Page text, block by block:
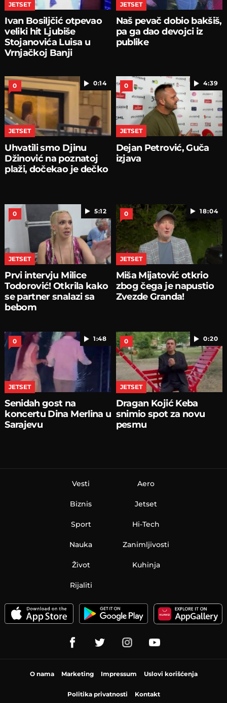
JETSET
Ivan Bosiljčić otpevao
veliki hit Ljubiše
Stojanovića Luisa u
Vrnjačkoj Banji
JETSET
Naš pevač dobio bakšiš,
pa ga dao devojci iz
publike
0:14
0
JETSET
Uhvatili smo Djinu
Džinović na poznatoj
plaži, dočekao je dečko
4:39
0
JETSET
Dejan Petrović, Guča
izjava
5:12
0
JETSET
Prvi intervju Milice
Todorović! Otkrila kako
se partner snalazi sa
bebom
18:04
0
JETSET
Miša Mijatović otkrio
zbog čega je napustio
Zvezde Granda!
1:48
0
JETSET
Senidah gost na
koncertu Dina Merlina u
Sarajevu
0:20
0
JETSET
Dragan Kojić Keba
snimio spot za novu
pesmu
Vesti
Biznis
Sport
Nauka
Aero
Jetset
Hi-Tech
Zanimljivosti
Život Kuhinja
Rijaliti
O nama Marketing Impressum Uslovi korišćenja
Politika privatnosti Kontakt